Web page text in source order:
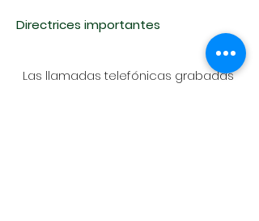
Directrices importantes
Las llamadas telefónicas grabadas